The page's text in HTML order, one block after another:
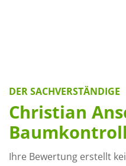
DER SACHVERSTÄNDIGE
Christian
Ihre Bewertung erstellt